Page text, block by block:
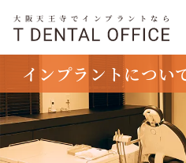
大阪天王寺でインプラントなら
インプラントについ
TOP
インプラントについて
歯がしみる冷たい水の原因と対処法は？虫